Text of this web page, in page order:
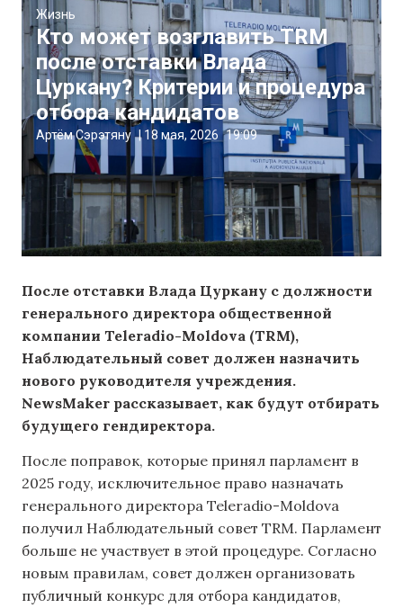
Жизнь
Кто может возглавить TRM
после отставки Влада
Цуркану? Критерии и процедура
отбора кандидатов
Артём Сэрэтяну | 18 мая, 2026 19:09
После отставки Влада Цуркану с должности
генерального директора общественной
компании Teleradio-Moldova (TRM),
Наблюдательный совет должен назначить
нового руководителя учреждения.
NewsMaker рассказывает, как будут отбирать
будущего гендиректора.
После поправок, которые принял парламент в
2025 году, исключительное право назначать
генерального директора Teleradio-Moldova
получил Наблюдательный совет TRM. Парламент
больше не участвует в этой процедуре. Согласно
новым правилам, совет должен организовать
публичный конкурс для отбора кандидатов,